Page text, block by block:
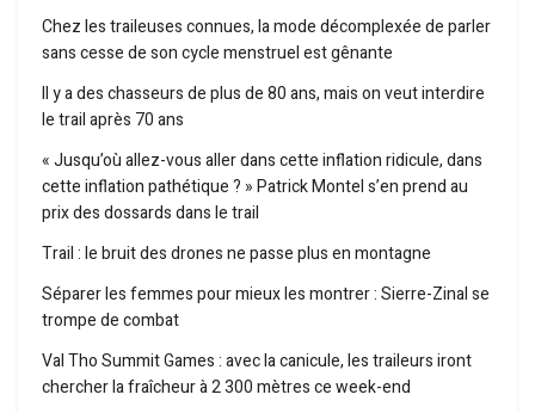
Chez les traileuses connues, la mode décomplexée de parler
sans cesse de son cycle menstruel est gênante
Il y a des chasseurs de plus de 80 ans, mais on veut interdire
le trail après 70 ans
« Jusqu’où allez-vous aller dans cette inflation ridicule, dans
cette inflation pathétique ? » Patrick Montel s’en prend au
prix des dossards dans le trail
Trail : le bruit des drones ne passe plus en montagne
Séparer les femmes pour mieux les montrer : Sierre-Zinal se
trompe de combat
Val Tho Summit Games : avec la canicule, les traileurs iront
chercher la fraîcheur à 2 300 mètres ce week-end